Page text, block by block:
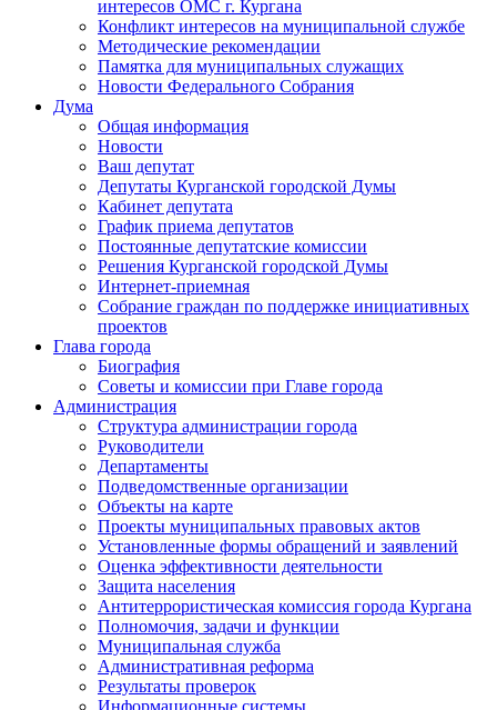
интересов ОМС г. Кургана
Конфликт интересов на муниципальной службе
Методические рекомендации
Памятка для муниципальных служащих
Новости Федерального Cобрания
Дума
Общая информация
Новости
Ваш депутат
Депутаты Курганской городской Думы
Кабинет депутата
График приема депутатов
Постоянные депутатские комиссии
Решения Курганской городской Думы
Интернет-приемная
Собрание граждан по поддержке инициативных
проектов
Глава города
Биография
Советы и комиссии при Главе города
Администрация
Структура администрации города
Руководители
Департаменты
Подведомственные организации
Объекты на карте
Проекты муниципальных правовых актов
Установленные формы обращений и заявлений
Оценка эффективности деятельности
Защита населения
Антитеррористическая комиссия города Кургана
Полномочия, задачи и функции
Муниципальная служба
Административная реформа
Результаты проверок
Информационные системы